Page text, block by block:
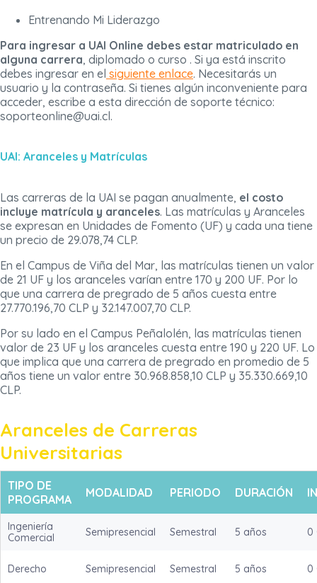
Entrenando Mi Liderazgo
Para ingresar a UAI Online debes estar matriculado en
alguna carrera, diplomado o curso . Si ya está inscrito
debes ingresar en el siguiente enlace. Necesitarás un
usuario y la contraseña. Si tienes algún inconveniente para
acceder, escribe a esta dirección de soporte técnico:
soporteonline@uai.cl.
UAI: Aranceles y Matrículas
Las carreras de la UAI se pagan anualmente, el costo
incluye matrícula y aranceles. Las matrículas y Aranceles
se expresan en Unidades de Fomento (UF) y cada una tiene
un precio de 29.078,74 CLP.
En el Campus de Viña del Mar, las matrículas tienen un valor
de 21 UF y los aranceles varían entre 170 y 200 UF. Por lo
que una carrera de pregrado de 5 años cuesta entre
27.770.196,70 CLP y 32.147.007,70 CLP.
Por su lado en el Campus Peñalolén, las matrículas tienen
valor de 23 UF y los aranceles cuesta entre 190 y 220 UF. Lo
que implica que una carrera de pregrado en promedio de 5
años tiene un valor entre 30.968.858,10 CLP y 35.330.669,10
CLP.
Aranceles de Carreras
Universitarias
TIPO DE
PROGRAMA
MODALIDAD PERIODO DURACIÓN
Ingeniería
Comercial
Semipresencial Semestral 5 años 0
Derecho Semipresencial Semestral 5 años 0